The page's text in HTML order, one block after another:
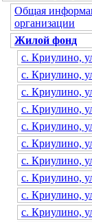
Общая
организации
Жилой фонд
с. Криулино,
с. Криулино,
с. Криулино,
с. Криулино,
с. Криулино,
с. Криулино,
с. Криулино,
с. Криулино,
с. Криулино,
с. Криулино,